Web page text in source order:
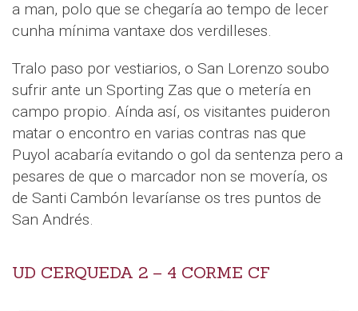
a man, polo que se chegaría ao tempo de lecer
cunha mínima vantaxe dos verdilleses.
Tralo paso por vestiarios, o San Lorenzo soubo
sufrir ante un Sporting Zas que o metería en
campo propio. Aínda así, os visitantes puideron
matar o encontro en varias contras nas que
Puyol acabaría evitando o gol da sentenza pero a
pesares de que o marcador non se movería, os
de Santi Cambón levaríanse os tres puntos de
San Andrés.
UD CERQUEDA 2 – 4 CORME CF